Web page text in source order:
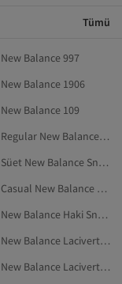
Tümü
New Balance 997
New Balance 1906
New Balance 109
Regular New Balance Outdoor
Süet New Balance Sneaker
Casual New Balance Sneaker
New Balance Haki Sneaker
New Balance Lacivert Sneaker
New Balance Lacivert Ayakkabı